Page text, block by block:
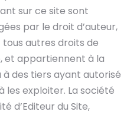
sur ce site sont
par le droit d’auteur,
autres droits de
et appartiennent à la
à des tiers ayant autorisé
les exploiter. La société
d’Editeur du Site,